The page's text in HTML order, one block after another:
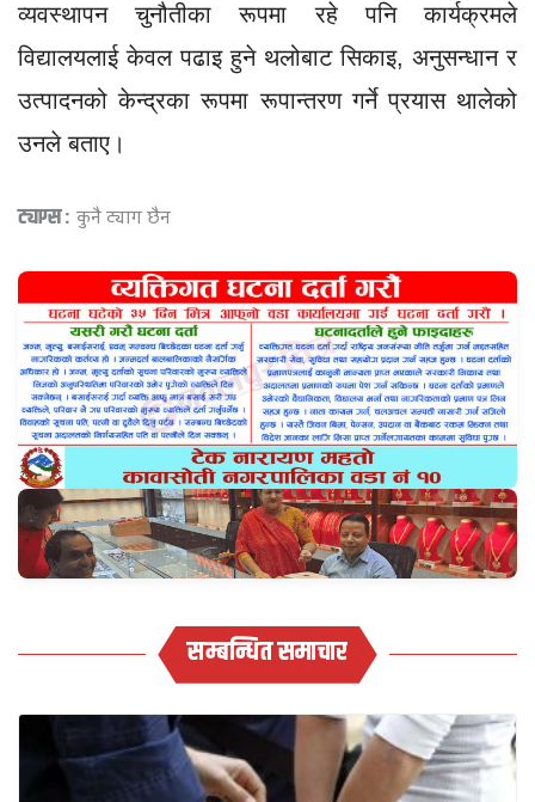
व्यवस्थापन चुनौतीका रूपमा रहे पनि कार्यक्रमले
विद्यालयलाई केवल पढाइ हुने थलोबाट सिकाइ, अनुसन्धान र
उत्पादनको केन्द्रका रूपमा रूपान्तरण गर्ने प्रयास थालेको
उनले बताए।
ट्याग्स : कुनै ट्याग छैन
सम्बन्धित समाचार